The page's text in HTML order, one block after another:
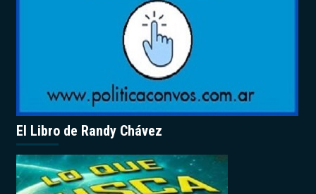
El Libro de Randy Chávez